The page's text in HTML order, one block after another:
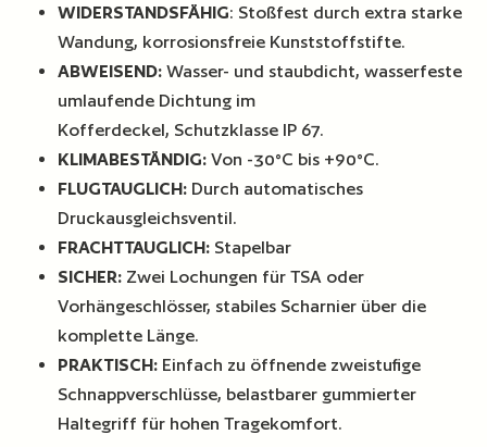
WIDERSTANDSFÄHIG: Stoßfest durch extra starke
Wandung, korrosionsfreie Kunststoffstifte.
ABWEISEND: Wasser- und staubdicht, wasserfeste
umlaufende Dichtung im
Kofferdeckel, Schutzklasse IP 67.
KLIMABESTÄNDIG: Von -30°C bis +90°C.
FLUGTAUGLICH: Durch automatisches
Druckausgleichsventil.
FRACHTTAUGLICH: Stapelbar
SICHER: Zwei Lochungen für TSA oder
Vorhängeschlösser, stabiles Scharnier über die
komplette Länge.
PRAKTISCH: Einfach zu öffnende zweistufige
Schnappverschlüsse, belastbarer gummierter
Haltegriff für hohen Tragekomfort.